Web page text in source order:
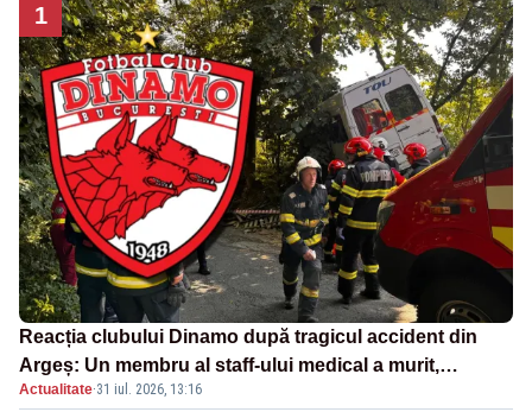
1
Reacția clubului Dinamo după tragicul accident din
Argeș: Un membru al staff-ului medical a murit,
antrenorul Adrian Ropotan este în spital
Actualitate·31 iul. 2026, 13:16